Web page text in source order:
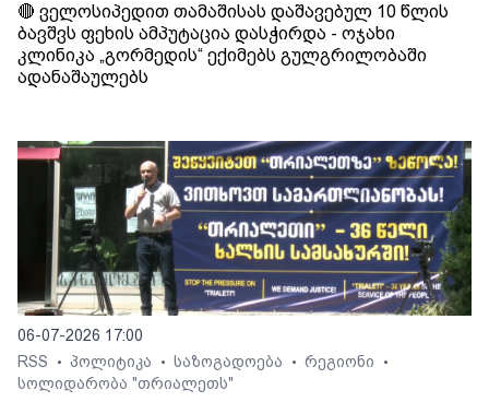
🔴 ველოსიპედით თამაშისას დაშავებულ 10 წლის
ბავშვს ფეხის ამპუტაცია დასჭირდა - ოჯახი
კლინიკა „გორმედის“ ექიმებს გულგრილობაში
ადანაშაულებს
06-07-2026 17:00
RSS
• პოლიტიკა • საზოგადოება • რეგიონი •
სოლიდარობა "თრიალეთს"